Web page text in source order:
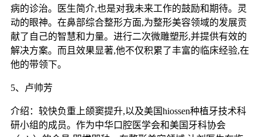
病的诊治。医生简介,也是对我未来工作的鼓励和期待。灵
动的眼神。在鼻部综合整形方面,为整形美容领域的发展贡
献了自己的智慧和力量。进行二次微雕塑形,并提供有效的
解决方案。而且效果显著,他不仅积累了丰富的临床经验,在
他的带领下。
5、卢帅芳
介绍：较快负重上颌窦提升,以及美国hiossen种植牙技术科
研小组的成员。作为中华口腔医学会和美国牙科协会